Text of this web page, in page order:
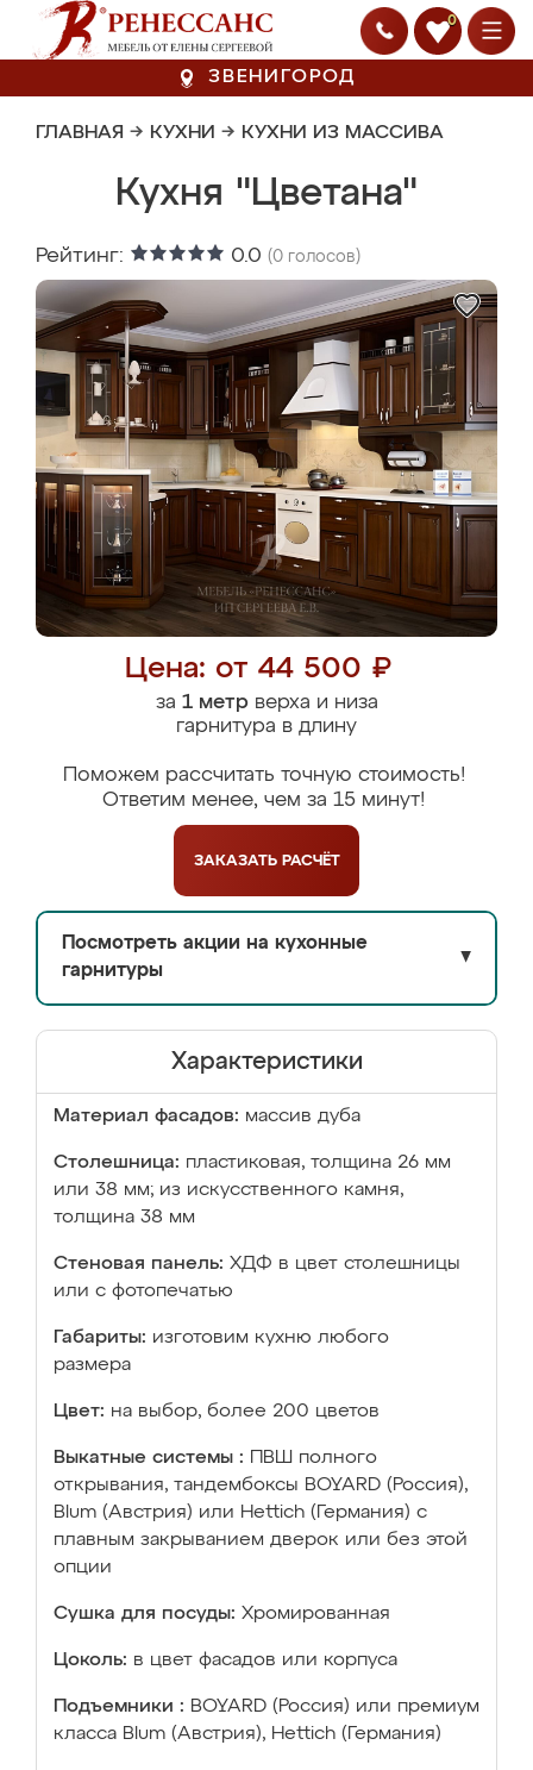
0
ЗВЕНИГОРОД
ГЛАВНАЯ → КУХНИ → КУХНИ ИЗ МАССИВА
Кухня "Цветана"
Рейтинг: 0.0 (0 голосов)
Цена: от 44 500 ₽
за 1 метрверха и низа
гарнитура в длину
Поможем рассчитать точную стоимость!
Ответим менее, чем за 15 минут!
ЗАКАЗАТЬ РАСЧЁТ
Посмотреть акции на кухонные
гарнитуры
▼
Характеристики
Материал фасадов: массив дуба
Столешница: пластиковая, толщина 26 мм
или 38 мм; из искусственного камня,
толщина 38 мм
Стеновая панель: ХДФ в цвет столешницы
или с фотопечатью
Габариты: изготовим кухню любого
размера
Цвет: на выбор, более 200 цветов
Выкатные системы :
ПВШ полного
открывания, тандембоксы BOYARD (Россия),
Blum (Австрия) или Hettich (Германия) с
плавным закрыванием дверок или без этой
опции
Сушка для посуды: Хромированная
Цоколь: в цвет фасадов или корпуса
Подъемники : BOYARD (Россия) или премиум
класса Blum (Австрия), Hettich (Германия)